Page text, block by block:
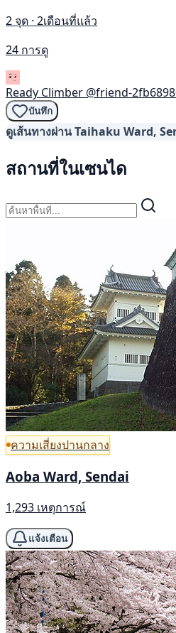
2 จุด · 2เดือนที่แล้ว
24 การดู
Ready Climber @friend-
บันทึก
ดูเส้นทางผ่าน Taihaku Ward,
สถานที่ในเซนได
ความเสี่ยงปานกลาง
Aoba Ward, Sendai
1,293 เหตุการณ์
แจ้งเตือน